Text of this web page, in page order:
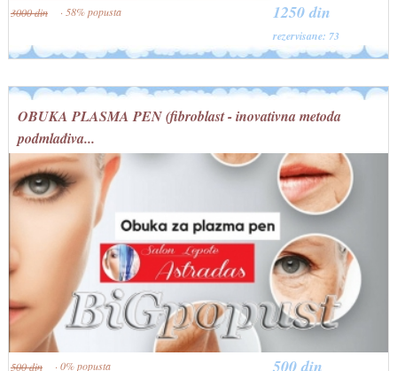
1250 din
rezervisane: 73
3000 din · 58% popusta
OBUKA PLASMA PEN (fibroblast - inovativna metoda
podmlađiva...
500 din
500 din · 0% popusta